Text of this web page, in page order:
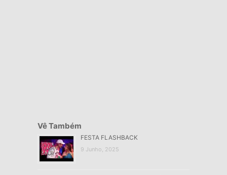
Vê Também
FESTA FLASHBACK
9 Junho, 2025